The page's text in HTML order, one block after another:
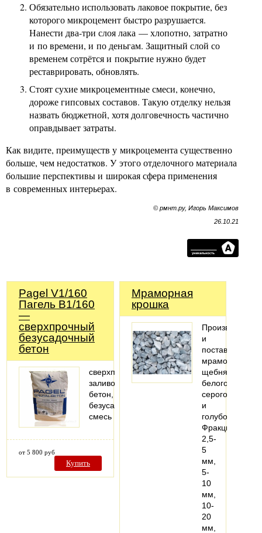
Обязательно использовать лаковое покрытие, без
которого микроцемент быстро разрушается.
Нанести два-три слоя лака — хлопотно, затратно
и по времени, и по деньгам. Защитный слой со
временем сотрётся и покрытие нужно будет
реставрировать, обновлять.
Стоят сухие микроцементные смеси, конечно,
дороже гипсовых составов. Такую отделку нельзя
назвать бюджетной, хотя долговечность частично
оправдывает затраты.
Как видите, преимуществ у микроцемента существенно
больше, чем недостатков. У этого отделочного материала
большие перспективы и широкая сфера применения
в современных интерьерах.
© рмнт.ру, Игорь Максимов
26.10.21
Pagel V1/160
Пагель В1/160
—
сверхпрочный
безусадочный
бетон
сверхпрочный
заливочный
бетон,
безусадочная
смесь
от 5 800 руб
Купить
Мраморная
крошка
Производство
и
поставки
мраморного
щебня
белого,
серого
и
голубого.
Фракции
2,5-
5
мм,
5-
10
мм,
10-
20
мм,